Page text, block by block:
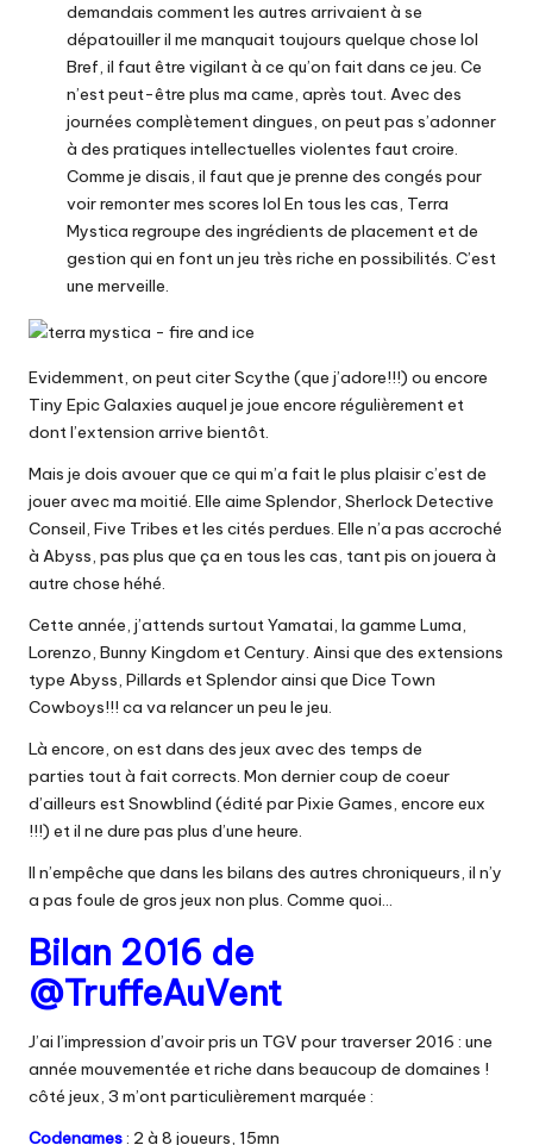
demandais comment les autres arrivaient à se
dépatouiller il me manquait toujours quelque chose lol
Bref, il faut être vigilant à ce qu’on fait dans ce jeu. Ce
n’est peut-être plus ma came, après tout. Avec des
journées complètement dingues, on peut pas s’adonner
à des pratiques intellectuelles violentes faut croire.
Comme je disais, il faut que je prenne des congés pour
voir remonter mes scores lol En tous les cas, Terra
Mystica regroupe des ingrédients de placement et de
gestion qui en font un jeu très riche en possibilités. C’est
une merveille.
Evidemment, on peut citer Scythe (que j’adore!!!) ou encore
Tiny Epic Galaxies auquel je joue encore régulièrement et
dont l’extension arrive bientôt.
Mais je dois avouer que ce qui m’a fait le plus plaisir c’est de
jouer avec ma moitié. Elle aime Splendor, Sherlock Detective
Conseil, Five Tribes et les cités perdues. Elle n’a pas accroché
à Abyss, pas plus que ça en tous les cas, tant pis on jouera à
autre chose héhé.
Cette année, j’attends surtout Yamatai, la gamme Luma,
Lorenzo, Bunny Kingdom et Century. Ainsi que des extensions
type Abyss, Pillards et Splendor ainsi que Dice Town
Cowboys!!! ca va relancer un peu le jeu.
Là encore, on est dans des jeux avec des temps de
parties tout à fait corrects. Mon dernier coup de coeur
d’ailleurs estSnowblind (édité par Pixie Games, encore eux
!!!) et il ne dure pas plus d’une heure.
Il n’empêche que dans les bilans des autres chroniqueurs, il n’y
a pas foule de gros jeux non plus. Comme quoi…
Bilan 2016 de
@TruffeAuVent
J’ai l’impression d’avoir pris un TGV pour traverser 2016 : une
année mouvementée et riche dans beaucoup de domaines !
côté jeux, 3 m’ont particulièrement marquée :
Codenames: 2 à 8 joueurs, 15mn